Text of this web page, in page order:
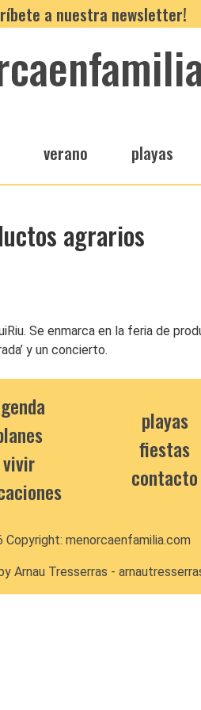
a nuestra newsletter!
verano playas
agrarios
Se enmarca en la feria de
y un concierto.
vivir
playas
fiestas
contacto
Copyright: menorcaenfamilia.com
Arnau Tresserras -